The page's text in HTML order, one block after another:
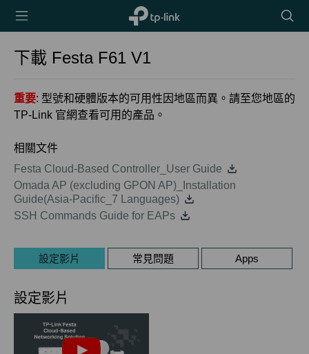
TP-Link,
Reliably
搜
尋
下載 Festa F61 V1
重要: 型號和硬體版本的可用性因地區而異。請至您地區的
TP-Link 官網查看可用的產品。
相關文件
Festa Cloud-Based Controller_User Guide
Omada AP (excluding GPON AP)_Installation
Guide(Asia-Pacific_7 Languages)
SSH Commands Guide for EAPs
設定影片 常見問題 Apps
設定影片